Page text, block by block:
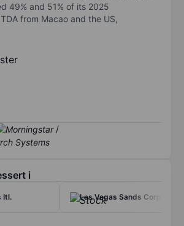
49% and 51% of its 2025
from Macao and the US,
/
i
Itl. Las Vegas Sands Corp.